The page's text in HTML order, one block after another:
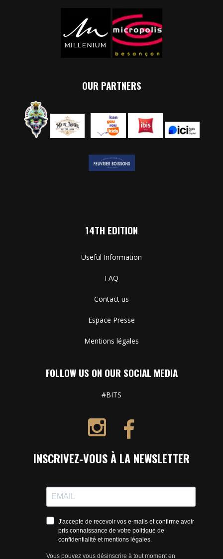
OUR PARTNERS
14TH EDITION
Useful Information
FAQ
Contact us
Espace Presse
Mentions légales
FOLLOW US ON OUR SOCIAL MEDIA
#BITS
INSCRIVEZ-VOUS À LA NEWSLETTER
J'accepte de recevoir vos e-mails et confirme avoir
pris connaissance de votre politique de
confidentialité et mentions légales.
Vous pouvez vous désinscrire à tout moment en